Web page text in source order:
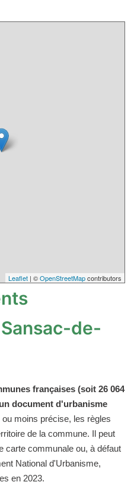
Leaflet | ©OpenStreetMapcontributors
de-
françaises (soit 26 064
document d'urbanisme
moins précise, les règles
de la commune. Il peut
carte communale ou, à défaut
National d'Urbanisme,
en 2023.